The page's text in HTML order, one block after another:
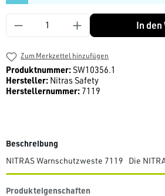
Produkt Anzahl: Gib den
In
Zum Merkzettel hinzufügen
Produktnummer:SW10356.1
Hersteller: Nitras Safety
Herstellernummer: 7119
Beschreibung
NITRAS Warnschutzweste 7119 Die
Produkteigenschaften